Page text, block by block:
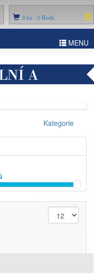
0ks /0 Bodů
MENU
A
Kategorie